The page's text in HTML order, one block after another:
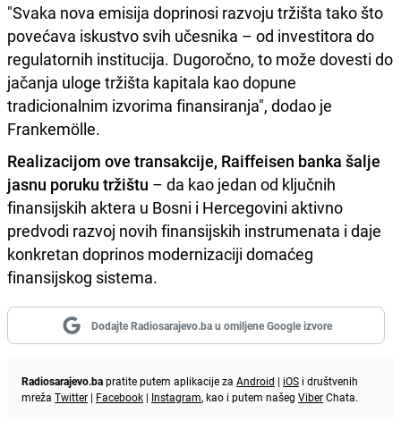
"Svaka nova emisija doprinosi razvoju tržišta tako što
povećava iskustvo svih učesnika – od investitora do
regulatornih institucija. Dugoročno, to može dovesti do
jačanja uloge tržišta kapitala kao dopune
tradicionalnim izvorima finansiranja", dodao je
Frankemölle.
Realizacijom ove transakcije, Raiffeisen banka šalje
jasnu poruku tržištu – da kao jedan od ključnih
finansijskih aktera u Bosni i Hercegovini aktivno
predvodi razvoj novih finansijskih instrumenata i daje
konkretan doprinos modernizaciji domaćeg
finansijskog sistema.
Dodajte Radiosarajevo.ba u omiljene Google izvore
Radiosarajevo.bapratite putem aplikacije za Android | iOS i društvenih
mreža Twitter | Facebook | Instagram, kao i putem našeg ViberChata.